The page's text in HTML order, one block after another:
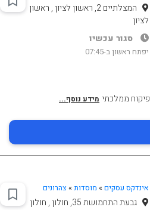
המצלתיים 2, ראשון לציון , ראשון
לציון
סגור עכשיו
יפתח ראשון ב-07:45
פיקוח ממלכתי מידע נוסף...
אינדקס עסקים » מוסדות» צהרונים
גבעת התחמושת 35, חולון , חולון